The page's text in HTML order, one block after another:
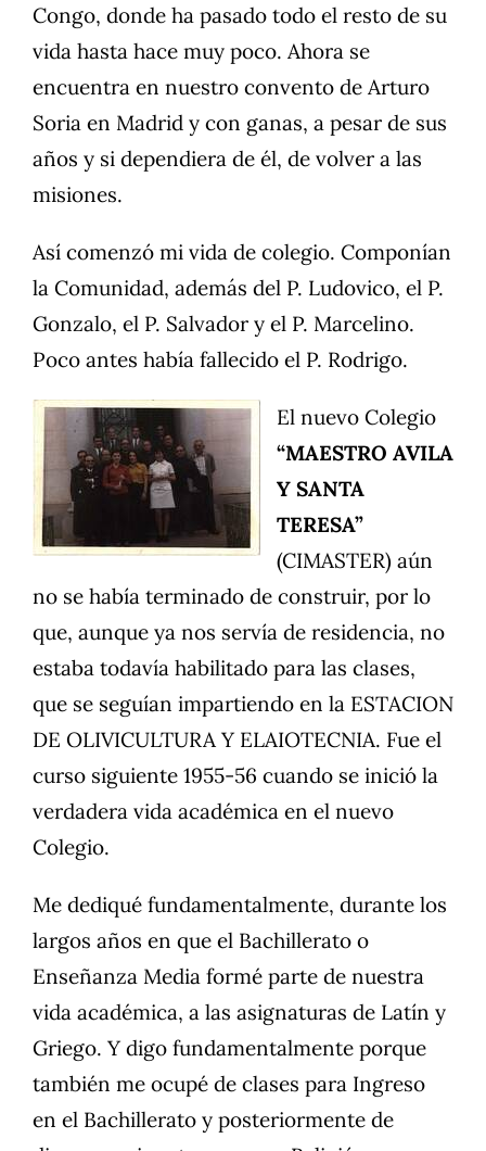
Congo, donde ha pasado todo el resto de su
vida hasta hace muy poco. Ahora se
encuentra en nuestro convento de Arturo
Soria en Madrid y con ganas, a pesar de sus
años y si dependiera de él, de volver a las
misiones.
Así comenzó mi vida de colegio. Componían
la Comunidad, además del P. Ludovico, el P.
Gonzalo, el P. Salvador y el P. Marcelino.
Poco antes había fallecido el P. Rodrigo.
El nuevo Colegio
“MAESTRO AVILA
Y SANTA
TERESA”
(CIMASTER) aún
no se había terminado de construir, por lo
que, aunque ya nos servía de residencia, no
estaba todavía habilitado para las clases,
que se seguían impartiendo en la ESTACION
DE OLIVICULTURA Y ELAIOTECNIA. Fue el
curso siguiente 1955-56 cuando se inició la
verdadera vida académica en el nuevo
Colegio.
Me dediqué fundamentalmente, durante los
largos años en que el Bachillerato o
Enseñanza Media formé parte de nuestra
vida académica, a las asignaturas de Latín y
Griego. Y digo fundamentalmente porque
también me ocupé de clases para Ingreso
en el Bachillerato y posteriormente de